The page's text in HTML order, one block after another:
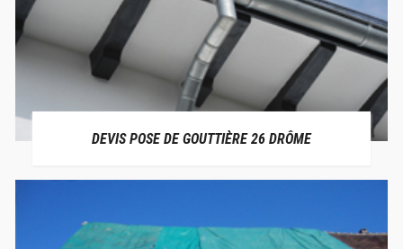
DEVIS POSE DE GOUTTIÈRE 26 DRÔME